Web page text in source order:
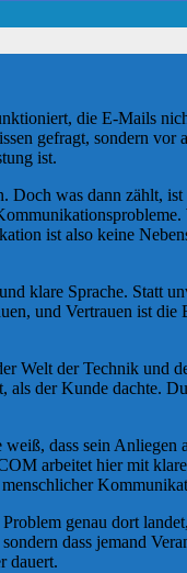
die E-Mails
gefragt, sondern vor
ist.
was dann zählt,
ist also keine
klare Sprache. Statt
und Vertrauen ist
Welt der Technik und
der Kunde dachte.
dass sein Anliegen
arbeitet hier mit
genau dort
dass jemand
dauert.